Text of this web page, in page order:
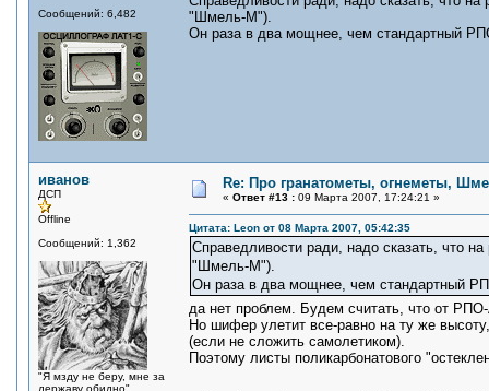
Сообщений: 6,482
"Шмель-М").
Он раза в два мощнее, чем стандартный
иванов
ДСП
Offline
Сообщений: 1,362
"Я мзду не беру, мне за
державу обидно"
Re: Про гранатометы, огнеметы,
« Ответ #13 : 09 Марта 2007, 17:24:21 »
Цитата: Leon от 08 Марта 2007, 05:42:35
Справедливости ради, надо сказать, что
"Шмель-М").
Он раза в два мощнее, чем стандартный
да нет проблем. Будем считать, что от
Но шифер улетит все-равно на ту же
(если не сложить самолетиком).
Поэтому листы поликарбонатового